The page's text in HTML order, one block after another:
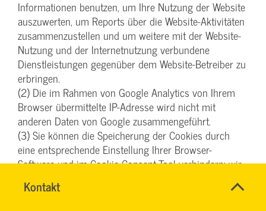
Kontakt
SYBILLE
Name*
Informationen benutzen, um Ihre Nutzung der Website
auszuwerten, um Reports über die Website-Aktivitäten
zusammenzustellen und um weitere mit der Website-
Nutzung und der Internetnutzung verbundene
Dienstleistungen gegenüber dem Website-Betreiber zu
erbringen.
(2) Die im Rahmen von Google Analytics von Ihrem
Browser übermittelte IP-Adresse wird nicht mit
anderen Daten von Google zusammengeführt.
(3) Sie können die Speicherung der Cookies durch
eine entsprechende Einstellung Ihrer Browser-
Software und im Cookie-Consent-Tool verhindern; wir
gegebenenfalls nicht sämtliche Funktionen dieser